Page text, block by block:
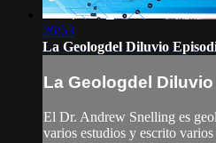
26:53
La Geologdel Diluvio
La Geologdel
El Dr. Andrew Snelling es
varios estudios y escrito